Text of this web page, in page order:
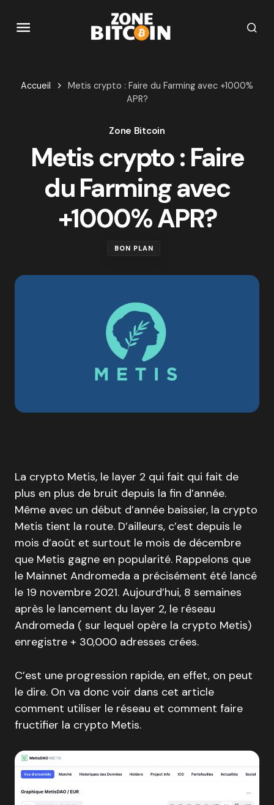
Accueil
Metis crypto : Faire du Farming avec +1000%
APR?
Zone Bitcoin
Metis crypto : Faire
du Farming avec
+1000% APR?
BON PLAN
La crypto Metis, le layer 2 qui fait qui fait de
plus en plus de bruit depuis la fin d’année.
Même avec un début d’année baissier, la crypto
Metis tient la route. D’ailleurs, c’est depuis le
mois d’août et surtout le mois de décembre
que Metis gagne en popularité. Rappelons que
le Mainnet Andromeda a précisément été lancé
le 19 novembre 2021. Aujourd’hui, 8 semaines
après le lancement du layer 2, le réseau
Andromeda ( sur lequel opère la crypto Metis)
enregistre + 30,000 adresses crées.
C’est une progression rapide, en effet, on peut
le dire. On va donc voir dans cet article
comment utiliser le réseau et comment faire
fructifier la crypto Metis.